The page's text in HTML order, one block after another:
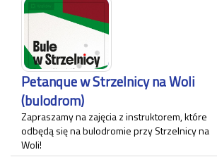
Każdy uczestnik zwiedzania jest zobowiązany do
posiadania własnego biletu.
*Ostatnie wejście na zwiedzanie odbywa się
najpóźniej 45 minut przed zamknięciem.
Petanque w Strzelnicy na Woli
(bulodrom)
Zapraszamy na zajęcia z instruktorem, które
odbędą się na bulodromie przy Strzelnicy na
Woli!